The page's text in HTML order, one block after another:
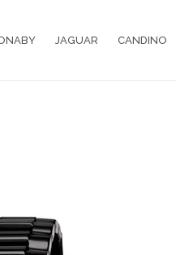
JAGUAR CANDINO